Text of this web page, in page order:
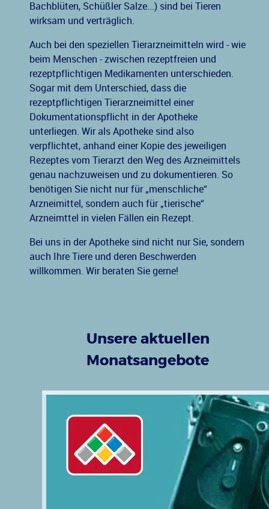
Bachblüten, Schüßler Salze...) sind bei Tieren
wirksam und verträglich.
Auch bei den speziellen Tierarzneimitteln wird - wie
beim Menschen - zwischen rezeptfreien und
rezeptpflichtigen Medikamenten unterschieden.
Sogar mit dem Unterschied, dass die
rezeptpflichtigen Tierarzneimittel einer
Dokumentationspflicht in der Apotheke
unterliegen. Wir als Apotheke sind also
verpflichtet, anhand einer Kopie des jeweiligen
Rezeptes vom Tierarzt den Weg des Arzneimittels
genau nachzuweisen und zu dokumentieren. So
benötigen Sie nicht nur für „menschliche“
Arzneimittel, sondern auch für „tierische“
Arzneimttel in vielen Fällen ein Rezept.
Bei uns in der Apotheke sind nicht nur Sie, sondern
auch Ihre Tiere und deren Beschwerden
willkommen. Wir beraten Sie gerne!
Unsere aktuellen
Monatsangebote